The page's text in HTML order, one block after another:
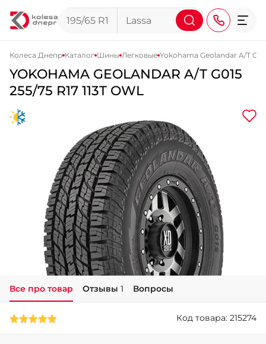
+38 (067) 113-44-44
+38 (095) 276-44-44
+38 (067) 911-14-14
- на Щепкина
+38 (098) 911-911-0
- на Тополе
+38 (098) 911-911-4
- на Калиновой
+38 (077) 7-184-184
- Донецкое шоссе
+38 (050)-911-911-2
+38 (099)-643-33-77
Колеса Днепр Каталог Шины Легковые Yokohama Geolandar A/T
YOKOHAMA GEOLANDAR A/T G015
255/75 R17 113T OWL
Все про товар Отзывы 1 Вопросы
Код товара: 215274